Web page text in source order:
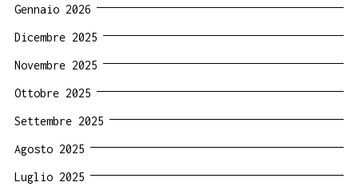
Gennaio 2026
Dicembre 2025
Novembre 2025
Ottobre 2025
Settembre 2025
Agosto 2025
Luglio 2025